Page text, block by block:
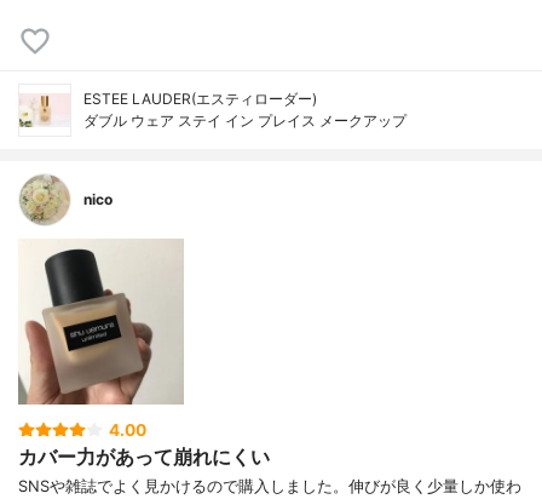
ESTEE LAUDER(エスティローダー)
ダブル ウェア ステイ イン プレイス メークアップ
nico
4.00
カバー力があって崩れにくい
SNSや雑誌でよく見かけるので購入しました。伸びが良く少量しか使わ